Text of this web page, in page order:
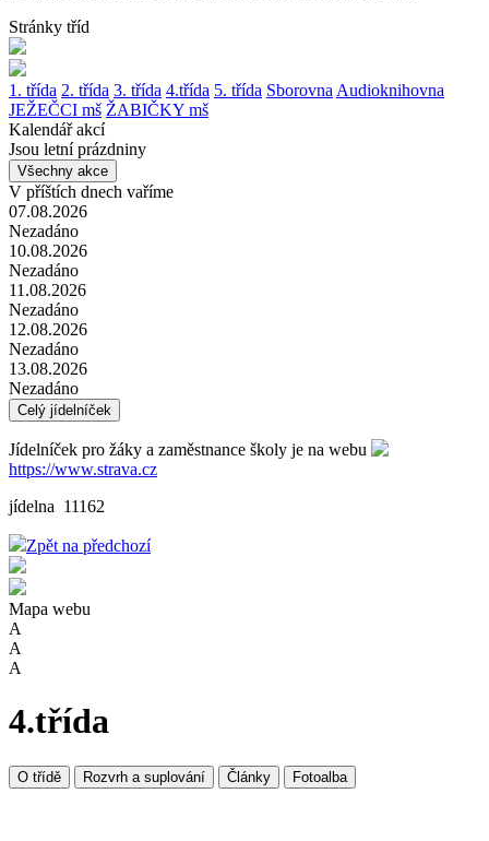
Stránky tříd
1. třída 2. třída 3. třída 4.třída 5. třída Sborovna Audioknihovna
JEŽEČCI mš ŽABIČKY mš
Kalendář akcí
Jsou letní prázdniny
Všechny akce
V příštích dnech vaříme
07.08.2026
Nezadáno
10.08.2026
Nezadáno
11.08.2026
Nezadáno
12.08.2026
Nezadáno
13.08.2026
Nezadáno
Celý jídelníček
Jídelníček pro žáky a zaměstnance školy je na webu
https://www.strava.cz
jídelna 11162
Zpět na předchozí
Mapa webu
A
A
A
4.třída
O třídě Rozvrh a suplování Články Fotoalba